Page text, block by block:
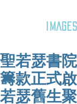
IMAGES
聖若瑟書
籌款正式
若瑟舊生